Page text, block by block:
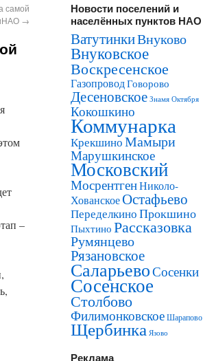
самой
→
–
Новости поселений и
населённых пунктов НАО
ВатутинкиВнуково
Внуковское
Воскресенское
ГазопроводГоворово
Десеновское Знамя Октября
Кокошкино
Коммунарка
КрекшиноМамыри
Марушкинское
Московский
МосрентгенНиколо-
ХованскоеОстафьево
ПеределкиноПрокшино
Пыхтино Рассказовка
Румянцево
Рязановское
СаларьевоСосенки
Сосенское
Столбово
ФилимонковскоеШарапово
Щербинка Язово
Реклама